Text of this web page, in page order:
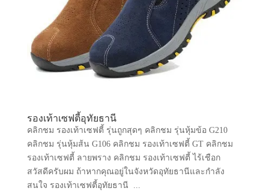
รองเท้าเซฟตี้อุทัยธานี
คลิกชม รองเท้าเซฟตี้ รุ่นถูกสุดๆ คลิกชม รุ่นหุ้มข้อ G210
คลิกชม รุ่นหุ้มส้น G106 คลิกชม รองเท้าเซฟตี้ GT คลิกชม
รองเท้าเซฟตี้ ลายพราง คลิกชม รองเท้าเซฟตี้ ไร้เชือก
สวัสดีครับผม ถ้าหากคุณอยู่ในจังหวัดอุทัยธานีและกำลัง
สนใจ รองเท้าเซฟตี้อุทัยธานี ...